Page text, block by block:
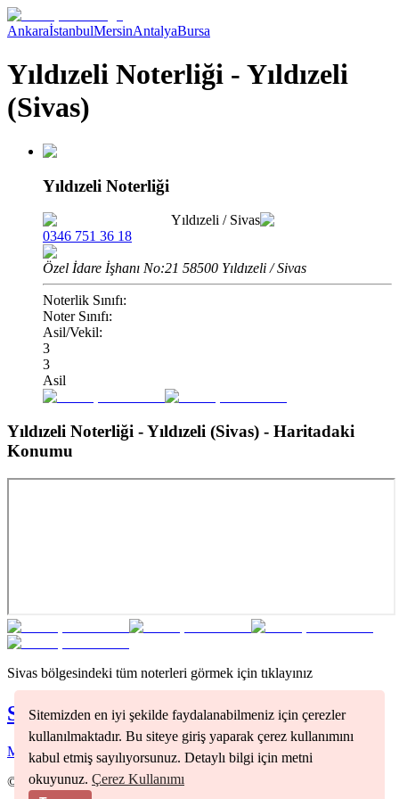
Sitemizden en iyi şekilde faydalanabilmeniz için çerezler
kullanılmaktadır. Bu siteye giriş yaparak çerez kullanımını
kabul etmiş sayılıyorsunuz. Detaylı bilgi için metni
okuyunuz. Çerez Kullanımı
AnkaraİstanbulMersinAntalyaBursa
Yıldızeli Noterliği - Yıldızeli
(Sivas)
Yıldızeli Noterliği
Yıldızeli / Sivas
0346 751 36 18
Özel İdare İşhanı No:21 58500 Yıldızeli / Sivas
Noterlik Sınıfı:
Noter Sınıfı:
Asil/Vekil:
3
3
Asil
Yıldızeli Noterliği - Yıldızeli (Sivas) - Haritadaki
Konumu
Sivas bölgesindeki tüm noterleri görmek için tıklayınız
SivasNoterleri
Merkez (1
©
2026Nöbetçi Noter